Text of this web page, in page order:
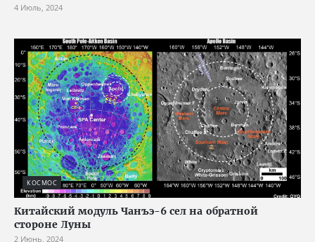
4 Июль, 2024
КОСМОС
Китайский модуль Чанъэ-6 сел на обратной
стороне Луны
2 Июнь, 2024